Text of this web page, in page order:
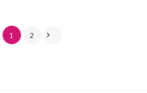
1 2 